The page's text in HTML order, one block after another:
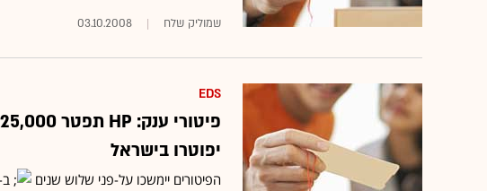
שמוליק שלח 03.10.2008
EDS
יפוטרו בישראל
הפיטורים יימשכו על-פני שלוש שנים